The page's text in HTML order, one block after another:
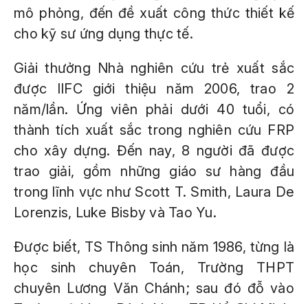
mô phỏng, đến đề xuất công thức thiết kế
cho kỹ sư ứng dụng thực tế.
Giải thưởng Nhà nghiên cứu trẻ xuất sắc
được IIFC giới thiệu năm 2006, trao 2
năm/lần. Ứng viên phải dưới 40 tuổi, có
thành tích xuất sắc trong nghiên cứu FRP
cho xây dựng. Đến nay, 8 người đã được
trao giải, gồm những giáo sư hàng đầu
trong lĩnh vực như Scott T. Smith, Laura De
Lorenzis, Luke Bisby và Tao Yu.
Được biết, TS Thông sinh năm 1986, từng là
học sinh chuyên Toán, Trường THPT
chuyên Lương Văn Chánh; sau đó đỗ vào